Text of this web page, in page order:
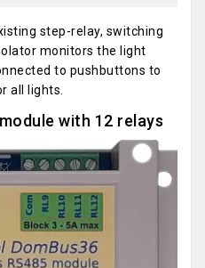
step-relay, switching
monitors the light
to pushbuttons to
all lights.
with 12 relays